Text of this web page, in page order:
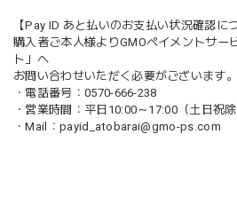
【Pay ID あと払いのお支払い状況確認に
購入者ご本人様よりGMOペイメントサー
ト」へ
お問い合わせいただく必要がございます。
・電話番号：0570-666-238
・営業時間：平日10:00～17:00（土日祝除
・Mail： payid_atobarai@gmo-ps.com